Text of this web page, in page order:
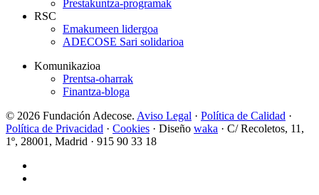
Prestakuntza-programak
RSC
Emakumeen lidergoa
ADECOSE Sari solidarioa
Komunikazioa
Prentsa-oharrak
Finantza-bloga
© 2026 Fundación Adecose. Aviso Legal · Política de Calidad ·
Política de Privacidad · Cookies · Diseño waka · C/ Recoletos, 11,
1º, 28001, Madrid · 915 90 33 18